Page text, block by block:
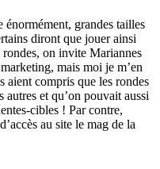
énormément, grandes tailles
diront que jouer ainsi
on invite Mariannes
mais moi je m’en
aient compris que les rondes
autres et qu’on pouvait aussi
cibles ! Par contre,
au site le mag de la